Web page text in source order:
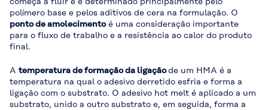
polímero base e pelos aditivos de cera na formulação. O
ponto de amolecimentoé uma consideração importante
para o fluxo de trabalho e a resistência ao calor do produto
final.
A temperatura de formação da ligaçãode um HMA é a
temperatura na qual o adesivo derretido esfria e forma a
ligação com o substrato. O adesivo hot melt é aplicado a um
substrato, unido a outro substrato e, em seguida, forma a